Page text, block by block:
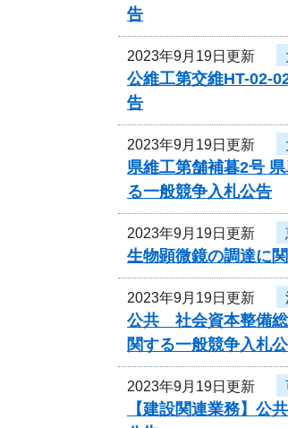
告
2023年9月19日更新
公維工第交維HT-02-
告
2023年9月19日更新
県維工第舗補暮2号
る一般競争入札公告
2023年9月19日更新
生物顕微鏡の調達に
2023年9月19日更新
公共 社会資本整備総
関する一般競争入札
2023年9月19日更新
【建設関連業務】